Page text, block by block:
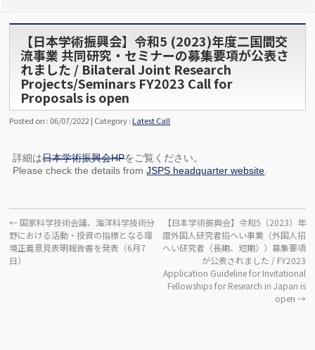
【日本学術振興会】令和5 (2023)年度二国間交
流事業 共同研究・セミナーの募集要項が公表さ
れました / Bilateral Joint Research
Projects/Seminars FY2023 Call for
Proposals is open
Posted on : 06/07/2022 | Category : Latest Call
詳細は日本学術振興会HPをご覧ください。
Please check the details fromJSPS headquarter website
← 国家科学技術会議、海洋科学技術分
野における活動・投資の指標となる環
境正義意見表明報告書を発表（6月7
日）
【日本学術振興会】令和5（2023）年
度外国人研究者招へい事業（外国人招
へい研究者（長期、短期））募集要項
が公表されました / FY2023
Application Guideline for Invitational
Fellowships for Research in Japan is
open →